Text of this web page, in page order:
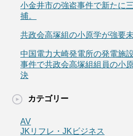
小金井市の強盗事件で新たに
捕。
共政会高塚組の小原学が強要
中国電力大崎発電所の発電施
事件で共政会高塚組組員の小
決
カテゴリー
AV
JKリフレ・JKビジネス